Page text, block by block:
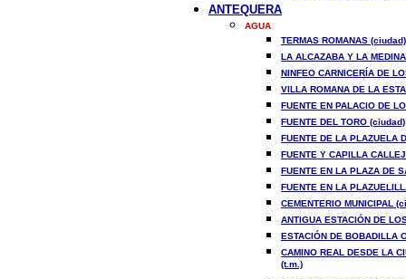
ANTEQUERA
AGUA
TERMAS ROMANAS (ciudad)
LA ALCAZABA Y LA
NINFEO CARNICERÍA DE
VILLA ROMANA DE LA
FUENTE EN PALACIO DE
FUENTE DEL TORO (ciudad)
FUENTE DE LA PLAZUELA
FUENTE Y CAPILLA
FUENTE EN LA PLAZA DE
FUENTE EN LA
CEMENTERIO MUNICIPAL
ANTIGUA ESTACIÓN DE
ESTACIÓN DE BOBADILLA
CAMINO REAL DESDE LA
(t.m.)